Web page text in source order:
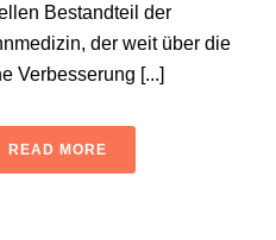
Bestandteil der
der weit über die
Verbesserung [...]
READ MORE